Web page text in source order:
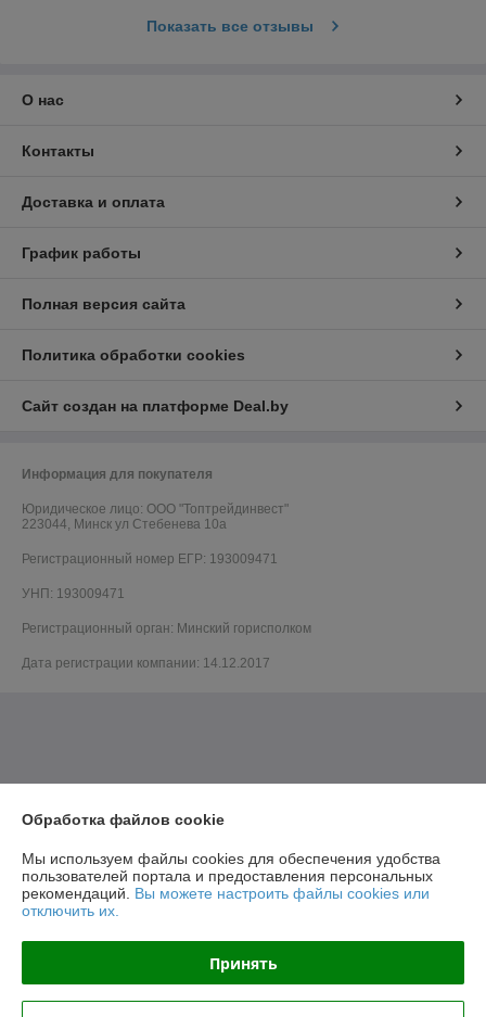
Показать все отзывы
О нас
Контакты
Доставка и оплата
График работы
Полная версия сайта
Политика обработки cookies
Сайт создан на платформе Deal.by
Информация для покупателя
Юридическое лицо: ООО "Топтрейдинвест"
223044, Минск ул Стебенева 10а
Регистрационный номер ЕГР: 193009471
УНП: 193009471
Регистрационный орган: Минский горисполком
Дата регистрации компании: 14.12.2017
Обработка файлов cookie
Мы используем файлы cookies для обеспечения удобства
пользователей портала и предоставления персональных
рекомендаций. Вы можете настроить файлы cookies или
отключить их.
Принять